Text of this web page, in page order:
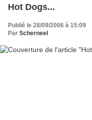
Hot Dogs...
Publié le 28/09/2006 à 15:09
Par Scherneel